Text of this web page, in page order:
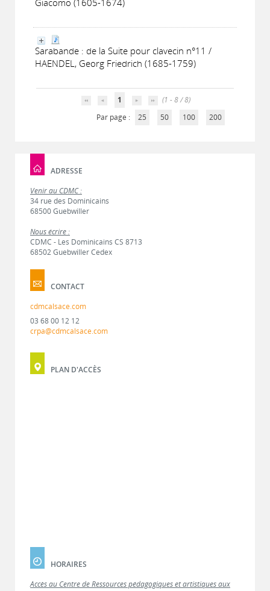
Giacomo (1605-1674)
Sarabande : de la Suite pour clavecin n°11 /
HAENDEL, Georg Friedrich (1685-1759)
1
(1 - 8 / 8)
Par page :
25 50 100 200
ADRESSE
Venir au CDMC :
34 rue des Dominicains
68500 Guebwiller
Nous écrire :
CDMC - Les Dominicains CS 8713
68502 Guebwiller Cedex
CONTACT
cdmcalsace.com
03 68 00 12 12
crpa@cdmcalsace.com
PLAN D'ACCÈS
HORAIRES
Accès au Centre de Ressources pédagogiques et artistiques aux